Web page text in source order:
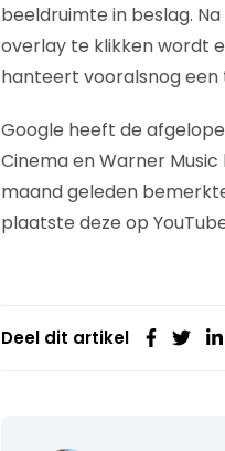
beeldruimte in beslag.
overlay te klikken wordt
hanteert vooralsnog een
Google heeft de
Cinema en Warner
maand geleden
plaatste deze op
Deel dit artikel